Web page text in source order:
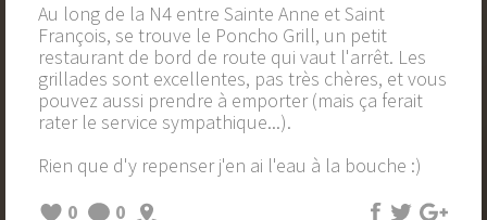
Au long de la N4 entre Sainte Anne et Saint
François, se trouve le Poncho Grill, un petit
restaurant de bord de route qui vaut l'arrêt. Les
grillades sont excellentes, pas très chères, et vous
pouvez aussi prendre à emporter (mais ça ferait
rater le service sympathique...).
Rien que d'y repenser j'en ai l'eau à la bouche :)
0
0